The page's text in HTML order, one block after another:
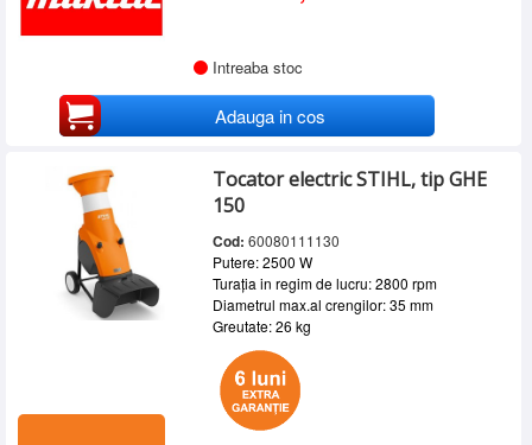
Intreaba stoc
Adauga in cos
Tocator electric STIHL, tip GHE
150
Cod: 60080111130
Putere: 2500 W
Turația in regim de lucru: 2800 rpm
Diametrul max.al crengilor: 35 mm
Greutate: 26 kg